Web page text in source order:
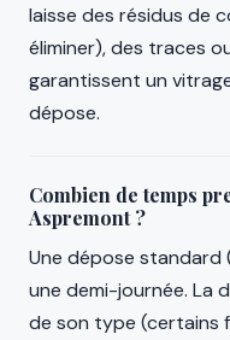
laisse des résidus de
éliminer), des traces
garantissent un
dépose.
Combien de temps
Aspremont ?
Une dépose standard
une demi-journée. La
de son type (certains